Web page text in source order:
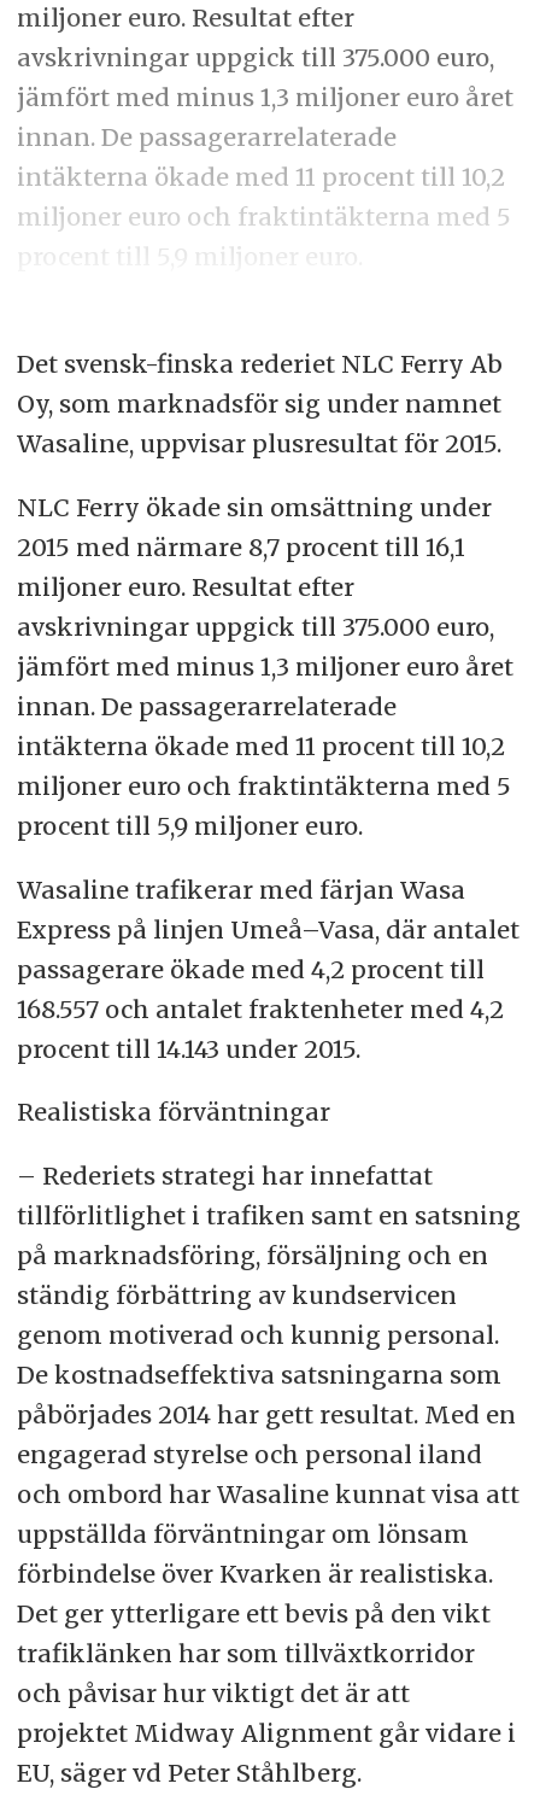
miljoner euro. Resultat efter
avskrivningar uppgick till 375.000 euro,
jämfört med minus 1,3 miljoner euro året
innan. De passagerarrelaterade
intäkterna ökade med 11 procent till 10,2
miljoner euro och fraktintäkterna med 5
procent till 5,9 miljoner euro.
Det svensk-finska rederiet NLC Ferry Ab
Oy, som marknadsför sig under namnet
Wasaline, uppvisar plusresultat för 2015.
NLC Ferry ökade sin omsättning under
2015 med närmare 8,7 procent till 16,1
miljoner euro. Resultat efter
avskrivningar uppgick till 375.000 euro,
jämfört med minus 1,3 miljoner euro året
innan. De passagerarrelaterade
intäkterna ökade med 11 procent till 10,2
miljoner euro och fraktintäkterna med 5
procent till 5,9 miljoner euro.
Wasaline trafikerar med färjan Wasa
Express på linjen Umeå–Vasa, där antalet
passagerare ökade med 4,2 procent till
168.557 och antalet fraktenheter med 4,2
procent till 14.143 under 2015.
Realistiska förväntningar
– Rederiets strategi har innefattat
tillförlitlighet i trafiken samt en satsning
på marknadsföring, försäljning och en
ständig förbättring av kundservicen
genom motiverad och kunnig personal.
De kostnadseffektiva satsningarna som
påbörjades 2014 har gett resultat. Med en
engagerad styrelse och personal iland
och ombord har Wasaline kunnat visa att
uppställda förväntningar om lönsam
förbindelse över Kvarken är realistiska.
Det ger ytterligare ett bevis på den vikt
trafiklänken har som tillväxtkorridor
och påvisar hur viktigt det är att
projektet Midway Alignment går vidare i
EU, säger vd Peter Ståhlberg.